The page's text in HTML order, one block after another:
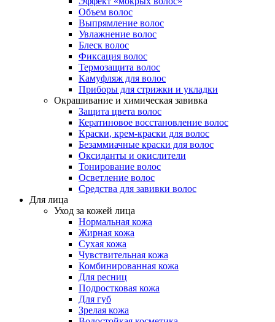
Объем волос
Выпрямление волос
Увлажнение волос
Блеск волос
Фиксация волос
Термозащита волос
Камуфляж для волос
Приборы для стрижки и укладки
Окрашивание и химическая завивка
Защита цвета волос
Кератиновое восстановление волос
Краски, крем-краски для волос
Безаммиачные краски для волос
Оксиданты и окислители
Тонирование волос
Осветление волос
Средства для завивки волос
Для лица
Уход за кожей лица
Нормальная кожа
Жирная кожа
Сухая кожа
Чувствительная кожа
Комбинированная кожа
Для ресниц
Подростковая кожа
Для губ
Зрелая кожа